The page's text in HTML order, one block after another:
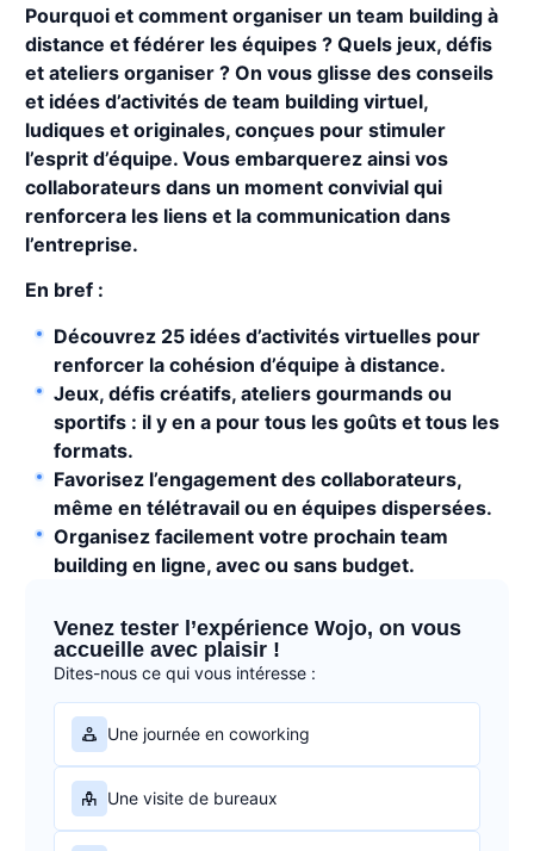
Pourquoi et comment organiser un team building à
distance et fédérer les équipes ? Quels jeux, défis
et ateliers organiser ? On vous glisse des conseils
et idées d’activités de team building virtuel,
ludiques et originales, conçues pour stimuler
l’esprit d’équipe. Vous embarquerez ainsi vos
collaborateurs dans un moment convivial qui
renforcera les liens et la communication dans
l’entreprise.
En bref :
Découvrez 25 idées d’activités virtuelles pour
renforcer la cohésion d’équipe à distance.
Jeux, défis créatifs, ateliers gourmands ou
sportifs : il y en a pour tous les goûts et tous les
formats.
Favorisez l’engagement des collaborateurs,
même en télétravail ou en équipes dispersées.
Organisez facilement votre prochain team
building en ligne, avec ou sans budget.
Venez tester l’expérience Wojo, on vous
accueille avec plaisir !
Dites-nous ce qui vous intéresse :
Une journée en coworking
Une visite de bureaux